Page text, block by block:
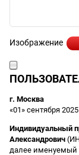
Изображение
г. Москва
«01» сентября 2025
Индивидуальный
Александрович
далее именуемый